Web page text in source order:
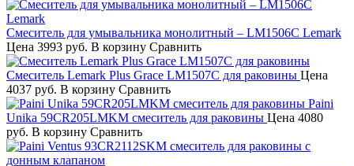
Смеситель для умывальника монолитный – LM1506C Lemark
Цена 3993 руб. В корзину Сравнить
Смеситель Lemark Plus Grace LM1507C для раковины Цена
4037 руб. В корзину Сравнить
Paini
Unika 59CR205LMKM смеситель для раковины Цена 4080
руб. В корзину Сравнить